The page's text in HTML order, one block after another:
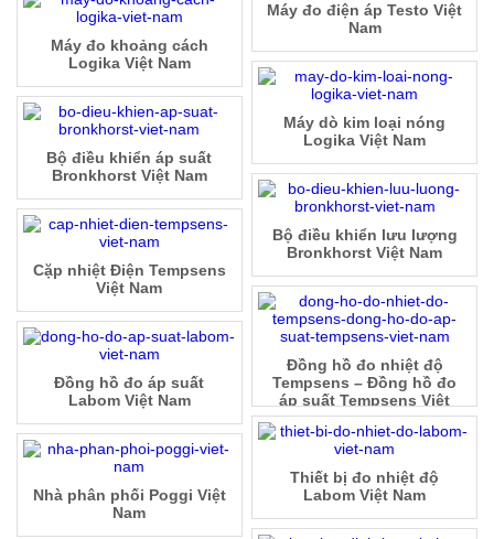
Máy đo điện áp Testo Việt
Nam
Máy đo khoảng cách
Logika Việt Nam
Máy dò kim loại nóng
Logika Việt Nam
Bộ điều khiển áp suất
Bronkhorst Việt Nam
Bộ điều khiển lưu lượng
Bronkhorst Việt Nam
Cặp nhiệt Điện Tempsens
Việt Nam
Đồng hồ đo nhiệt độ
Tempsens – Đồng hồ đo
áp suất Tempsens Việt
Nam
Đồng hồ đo áp suất
Labom Việt Nam
Thiết bị đo nhiệt độ
Labom Việt Nam
Nhà phân phối Poggi Việt
Nam